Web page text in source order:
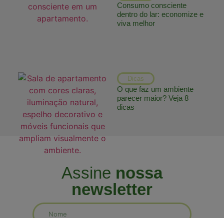
Consumo consciente
dentro do lar: economize e
viva melhor
Dicas
O que faz um ambiente
parecer maior? Veja 8
dicas
Assine nossa
newsletter